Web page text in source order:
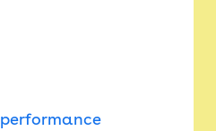
performance